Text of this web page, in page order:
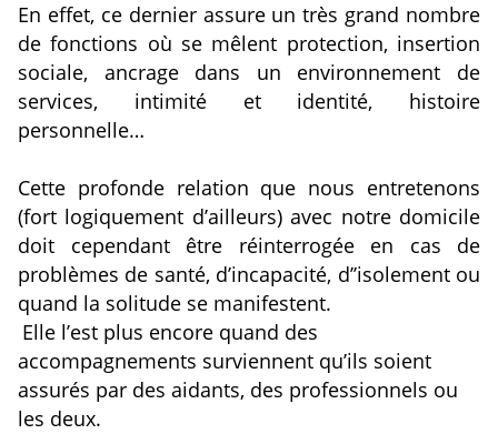
En effet, ce dernier assure un très grand nombre
de fonctions où se mêlent protection, insertion
sociale, ancrage dans un environnement de
services, intimité et identité, histoire
personnelle…
Cette profonde relation que nous entretenons
(fort logiquement d’ailleurs) avec notre domicile
doit cependant être réinterrogée en cas de
problèmes de santé, d’incapacité, d’’isolement ou
quand la solitude se manifestent.
Elle l’est plus encore quand des
accompagnements surviennent qu’ils soient
assurés par des aidants, des professionnels ou
les deux.